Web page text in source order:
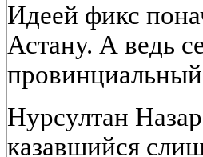
Идеей фикс
Астану. А ведь
Нурсултан
казавшийся